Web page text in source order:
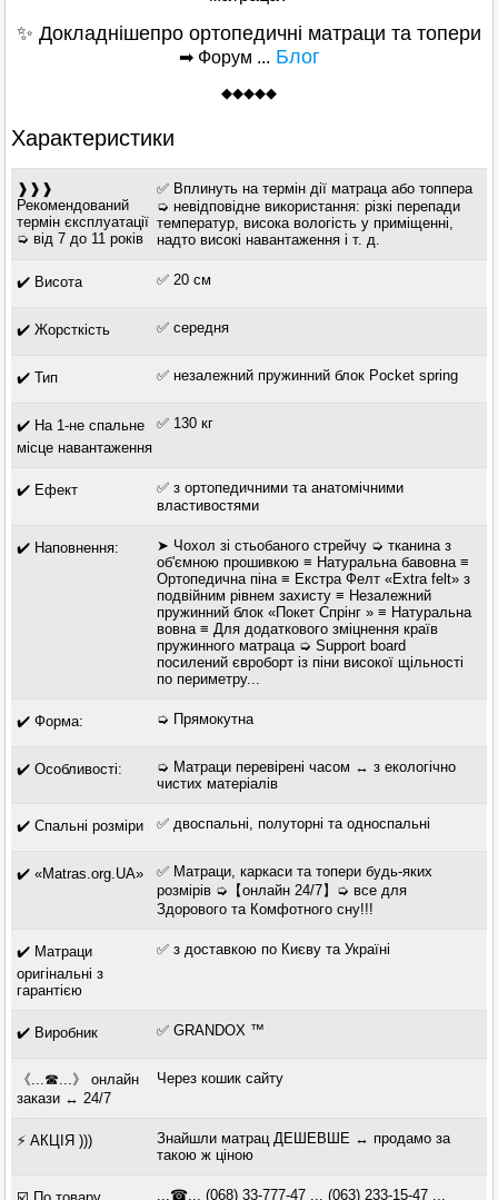
✨ Докладнішепро ортопедичні матраци та топери
➡ Форум ... Блог
◆◆◆◆◆
Характеристики
❱❱❱
Рекомендований
термін єксплуатації
➭ від 7 до 11 років
✅ Вплинуть на термін дії матраца або топпера
➭ невідповідне використання: різкі перепади
температур, висока вологість у приміщенні,
надто високі навантаження і т. д.
✔️ Висота ✅ 20 см
✔️ Жорсткість ✅ середня
✔️ Тип ✅ незалежний пружинний блок Pocket spring
✔️ На 1-не спальне
місце навантаження
✅ 130 кг
✔️ Ефект
✅ з ортопедичними та анатомічними
властивостями
✔️ Наповнення:
➤ Чохол зі стьобаного стрейчу ➭ тканина з
об'ємною прошивкою ≡ Натуральна бавовна ≡
Ортопедична піна ≡ Екстра Фелт «Extra felt» з
подвійним рівнем захисту ≡ Незалежний
пружинний блок «Покет Спрінг » ≡ Натуральна
вовна ≡ Для додаткового зміцнення країв
пружинного матраца ➭ Support board
посилений євроборт із піни високої щільності
по периметру...
✔️ Форма: ➭ Прямокутна
✔️ Особливості:
➭ Матраци перевірені часом ↔ з екологічно
чистих матеріалів
✔️ Спальні розміри ✅ двоспальні, полуторні та односпальні
✔️ «Matras.org.UA»
✅ Матраци, каркаси та топери будь-яких
розмірів ➭【онлайн 24/7】➭ все для
Здорового та Комфотного сну!!!
✔️ Матраци
оригінальні з
гарантією
✅ з доставкою по Києву та Україні
✔️ Виробник ✅ GRANDOX ™
《...☎...》 онлайн
закази ↔ 24/7
Через кошик сайту
⚡ АКЦІЯ )))
Знайшли матрац ДЕШЕВШЕ ↔ продамо за
такою ж ціною
...☎... (068) 33-777-47 ... (063) 233-15-47 ...